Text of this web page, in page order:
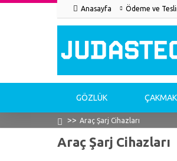
Anasayfa Ödeme ve
GÖZLÜK ÇAKMAK
Araç Şarj Cihazları
Araç Şarj Cihazları